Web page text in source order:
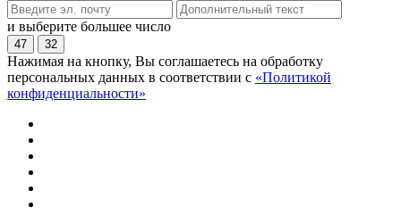
и выберите большее число
47 32
Нажимая на кнопку, Вы соглашаетесь на обработку
персональных данных в соответствии с «Политикой
конфиденциальности»